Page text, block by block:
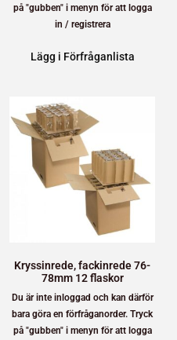
på "gubben" i menyn för att logga
in / registrera
Lägg i Förfråganlista
Kryssinrede, fackinrede 76-
78mm 12 flaskor
Du är inte inloggad och kan därför
bara göra en förfråganorder. Tryck
på "gubben" i menyn för att logga